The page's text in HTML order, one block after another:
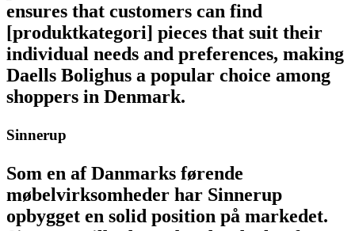
ensures that customers can find
[produktkategori] pieces that suit their
individual needs and preferences, making
Daells Bolighus a popular choice among
shoppers in Denmark.
Sinnerup
Som en af Danmarks førende
møbelvirksomheder har Sinnerup
opbygget en solid position på markedet.